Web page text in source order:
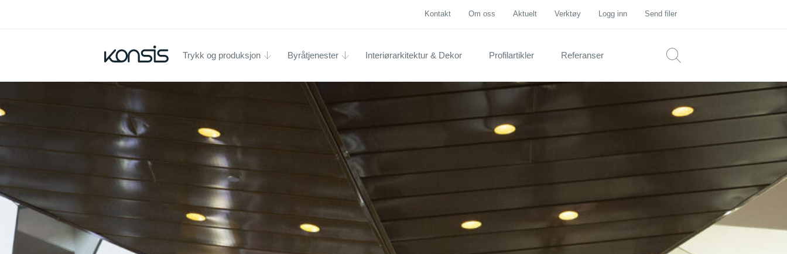
Kontakt Om oss Aktuelt Verktøy Logg inn Send filer
Trykk og produksjon Byråtjenester Interiørarkitektur & Dekor Profilartikler Referanser